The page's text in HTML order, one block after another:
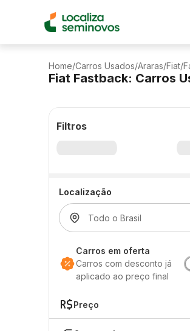
Home/Carros Usados/Araras/Fiat/
Fiat Fastback: Carros
Filtros
Localização
Carros em oferta
Carros com desconto já
aplicado ao preço final
Preço